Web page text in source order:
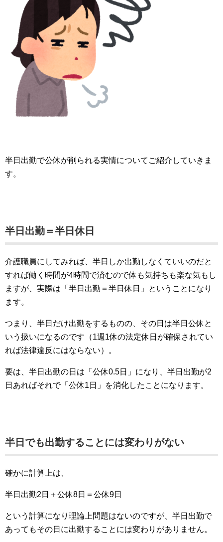
半日出勤で公休が削られる実情についてご紹介していきま
す。
半日出勤＝半日休日
介護職員にしてみれば、半日しか出勤しなくていいのだと
すれば働く時間が4時間で済むので体も気持ちも楽な気もし
ますが、実際は「半日出勤＝半日休日」ということになり
ます。
つまり、半日だけ出勤をするものの、その日は半日公休と
いう扱いになるのです（1週1休の法定休日が確保されてい
れば法律違反にはならない）。
要は、半日出勤の日は「公休0.5日」になり、半日出勤が2
日あればそれで「公休1日」を消化したことになります。
半日でも出勤することには変わりがない
確かに計算上は、
半日出勤2日＋公休8日＝公休9日
という計算になり理論上問題はないのですが、半日出勤で
あってもその日に出勤することには変わりがありません。